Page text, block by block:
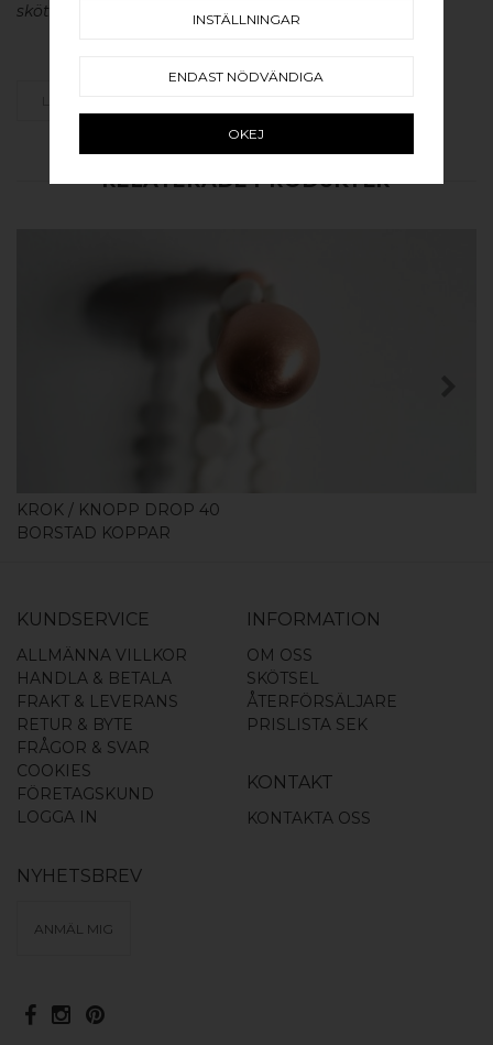
skötsel av våra produkter läs mer här
RELATERADE PRODUKTER
KROK / KNOPP DROP 40
BORSTAD KOPPAR
KUNDSERVICE
ALLMÄNNA VILLKOR
HANDLA & BETALA
FRAKT & LEVERANS
RETUR & BYTE
FRÅGOR & SVAR
COOKIES
FÖRETAGSKUND
LOGGA IN
INFORMATION
OM OSS
SKÖTSEL
ÅTERFÖRSÄLJARE
PRISLISTA SEK
KONTAKT
KONTAKTA OSS
NYHETSBREV
ANMÄL MIG
INSTÄLLNINGAR
ENDAST NÖDVÄNDIGA
OKEJ